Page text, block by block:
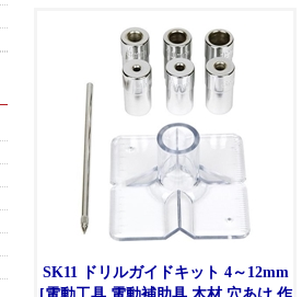
●ステンレス鋼に最適な溝形状で溶
着が少なくスムーズな穴あけがで
●クロスシンニング加工（1.5mm以
上）でクイ込抜群、軽い切れ味
SK11 ドリルガイドキット 4～12mm